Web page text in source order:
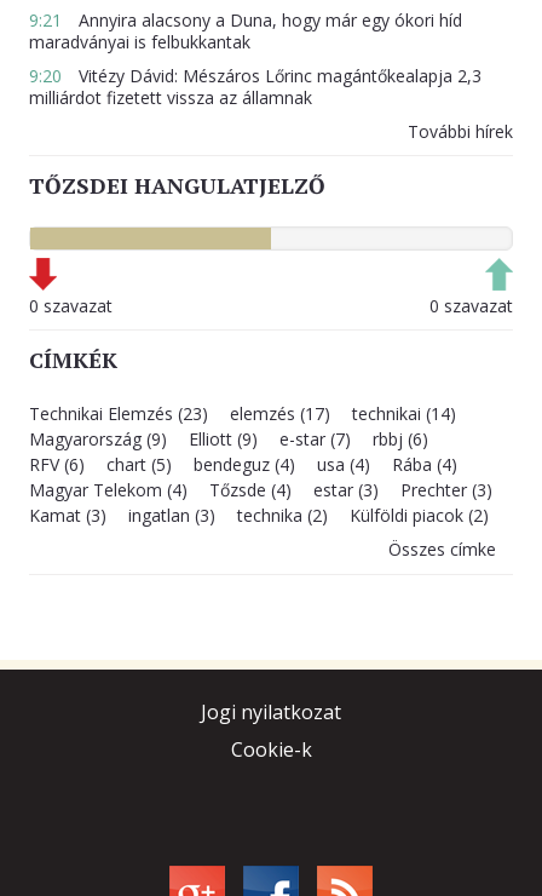
9:21
Annyira alacsony a Duna, hogy már egy ókori híd
maradványai is felbukkantak
9:20
Vitézy Dávid: Mészáros Lőrinc magántőkealapja 2,3
milliárdot fizetett vissza az államnak
További hírek
TŐZSDEI HANGULATJELZŐ
0 szavazat 0 szavazat
CÍMKÉK
Technikai Elemzés (23) elemzés (17)
technikai (14)
Magyarország (9)
Elliott (9) e-star (7)
rbbj (6)
RFV (6)
chart (5) bendeguz (4) usa (4)
Rába (4)
Magyar Telekom (4)
Tőzsde (4) estar (3)
Prechter (3)
Kamat (3)
ingatlan (3) technika (2)
Külföldi piacok (2)
Összes címke
Jogi nyilatkozat
Cookie-k